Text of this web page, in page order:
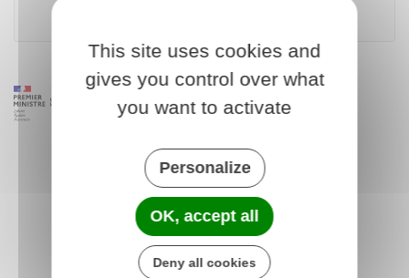
This site uses cookies and
gives you control over what
you want to activate
Personalize
OK, accept all
Deny all cookies